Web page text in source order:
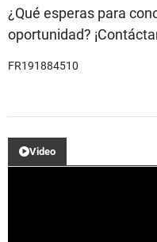
¿Qué esperas para
oportunidad?
FR191884510
Video